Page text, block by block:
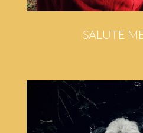
SALUTE